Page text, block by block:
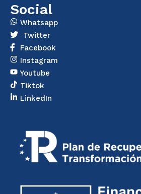
Social
Whatsapp
Twitter
Facebook
Instagram
Youtube
Tiktok
LinkedIn